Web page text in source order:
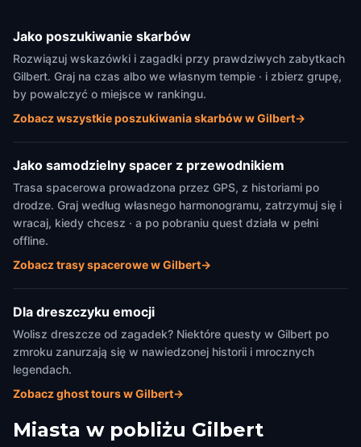
Jako poszukiwanie skarbów
Rozwiązuj wskazówki i zagadki przy prawdziwych zabytkach
Gilbert. Graj na czas albo we własnym tempie · i zbierz grupę,
by powalczyć o miejsce w rankingu.
Zobacz wszystkie poszukiwania skarbów w Gilbert→
Jako samodzielny spacer z przewodnikiem
Trasa spacerowa prowadzona przez GPS, z historiami po
drodze. Graj według własnego harmonogramu, zatrzymuj się i
wracaj, kiedy chcesz · a po pobraniu quest działa w pełni
offline.
Zobacz trasy spacerowe w Gilbert→
Dla dreszczyku emocji
Wolisz dreszcze od zagadek? Niektóre questy w Gilbert po
zmroku zanurzają się w nawiedzonej historii i mrocznych
legendach.
Zobacz ghost tours w Gilbert→
Miasta w pobliżu Gilbert